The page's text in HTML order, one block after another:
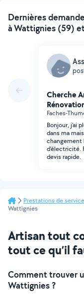
Dernières
à Wattignies (59)
Cherche
Faches-
Bonjour, j'ai
dans ma
changement
d'électricité.
devis rapide.
Prestations de
Wattignies
Artisan tout
tout ce qu’il
Comment trouver
Wattignies ?